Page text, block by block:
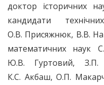
доктор історичних
кандидати
О.В. Присяжнюк, В.В.
математичних наук
Ю.В. Гуртовий, З.П.
К.С. Акбаш, О.П.